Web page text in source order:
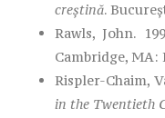
creștină.
Rawls, John.
Cambridge, MA:
Rispler-Chaim,
in the Twentieth